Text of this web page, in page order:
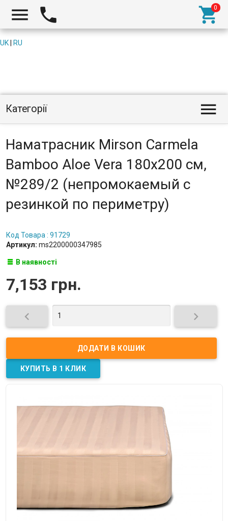
  
UK RU
Категорії 
Наматрасник Mirson Carmela
Bamboo Aloe Vera 180x200 см,
№289/2 (непромокаемый с
резинкой по периметру)
Код Товара : 91729
Артикул: ms2200000347985
В наявності
7,153 грн.
 